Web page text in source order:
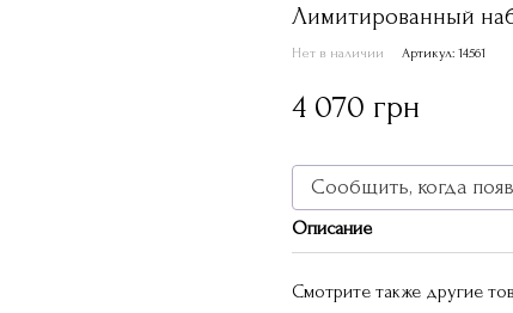
Лимитированный
Нет в наличии Артикул: 14561
4 070 грн
Сообщить, когда
Описание
Смотрите также другие